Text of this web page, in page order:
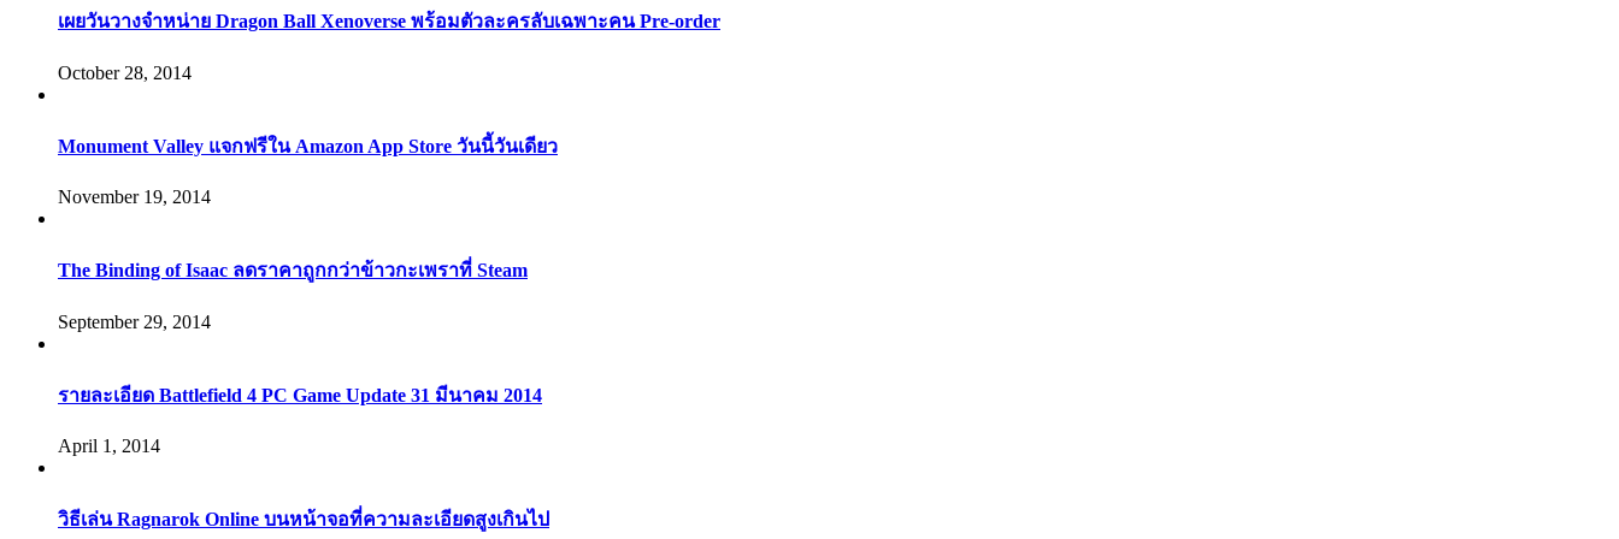
เผยวันวางจำหน่าย Dragon Ball Xenoverse พร้อมตัวละครลับเฉพาะคน Pre-order
October 28, 2014
Monument Valley แจกฟรีใน Amazon App Store วันนี้วันเดียว
November 19, 2014
The Binding of Isaac ลดราคาถูกกว่าข้าวกะเพราที่ Steam
September 29, 2014
รายละเอียด Battlefield 4 PC Game Update 31 มีนาคม 2014
April 1, 2014
วิธีเล่น Ragnarok Online บนหน้าจอที่ความละเอียดสูงเกินไป